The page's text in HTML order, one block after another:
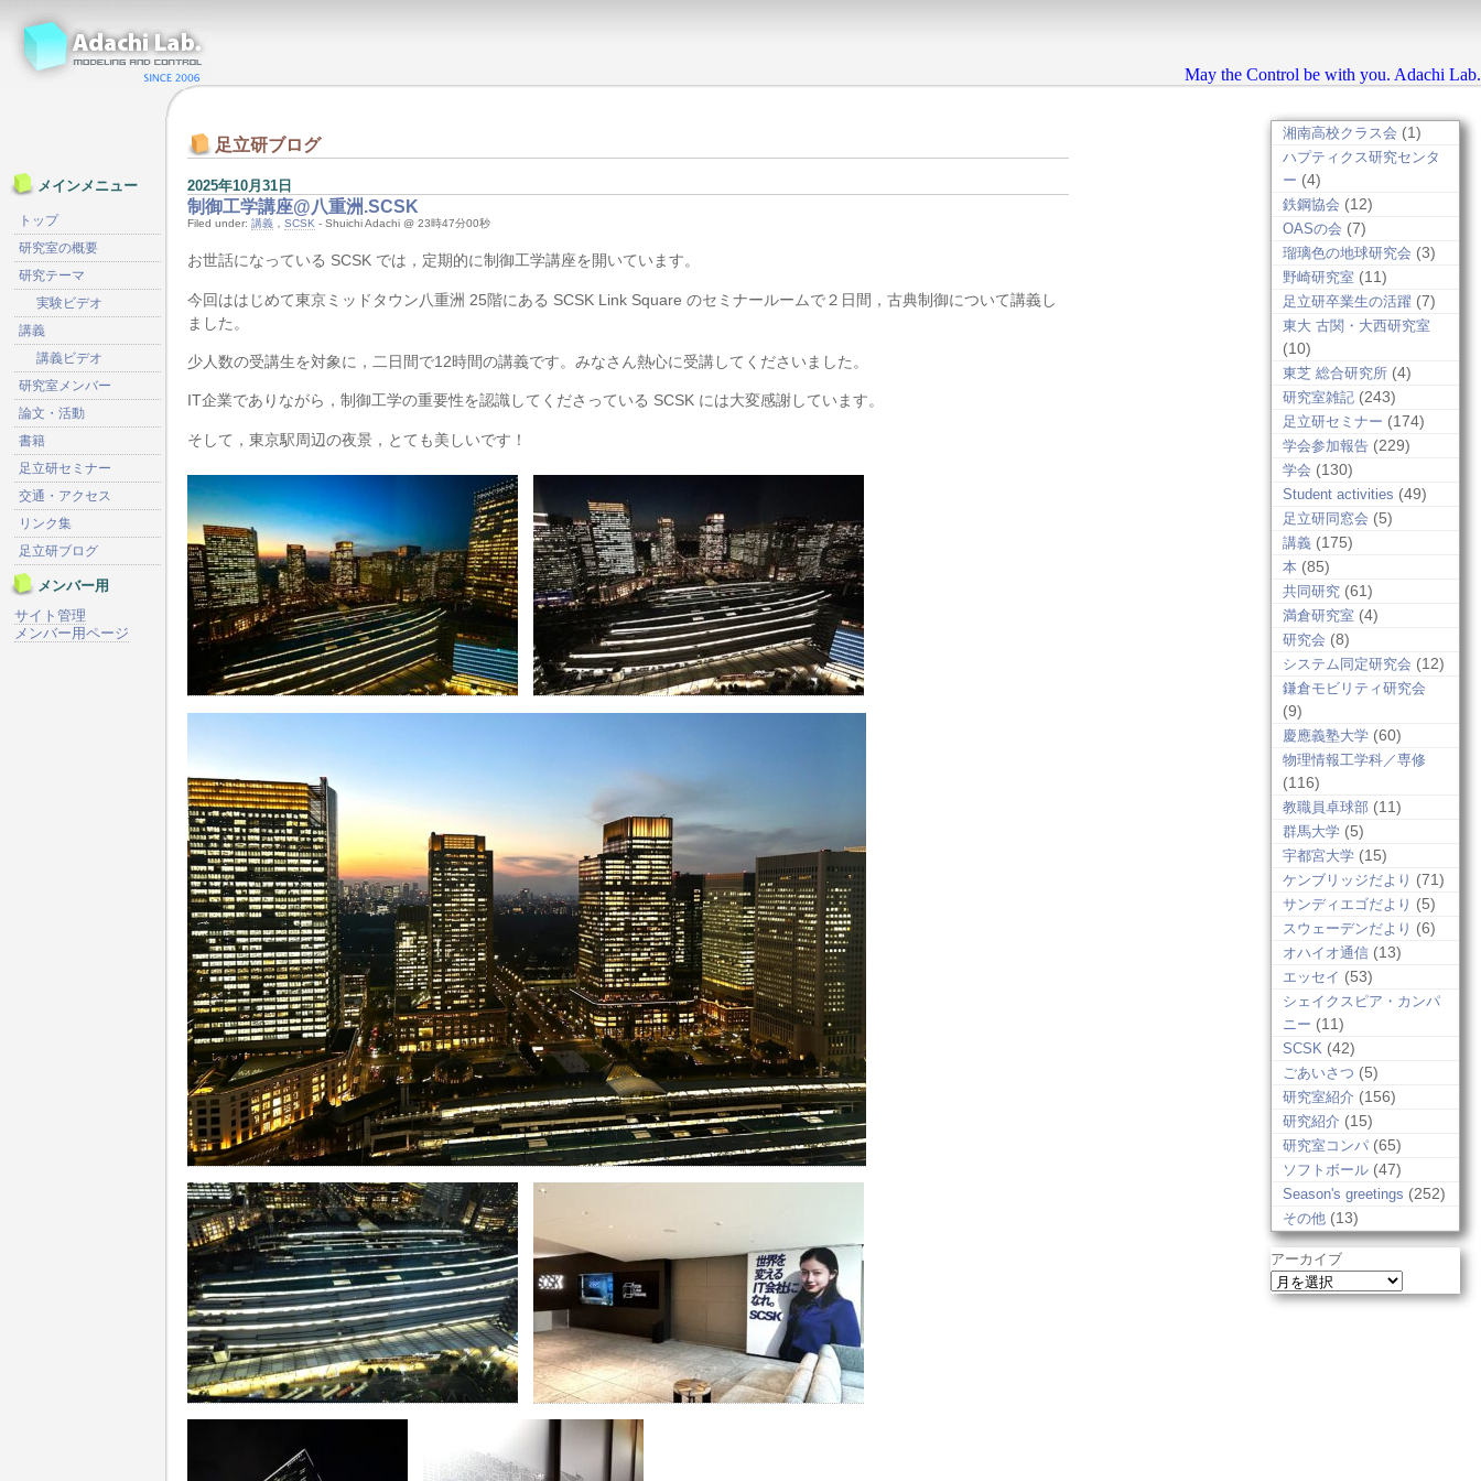
May the Control be with you. Adachi Lab.
足立研ブログ
2025年10月31日
制御工学講座@八重洲.SCSK
Filed under: 講義 SCSK - Shuichi Adachi @ 23時47分00秒
お世話になっている SCSK では，定期的に制御工学講座を開いています。
今回ははじめて東京ミッドタウン八重洲 25階にある SCSK Link Square のセミナールームで２日間，古典制御について講義し
ました。
少人数の受講生を対象に，二日間で12時間の講義です。みなさん熱心に受講してくださいました。
IT企業でありながら，制御工学の重要性を認識してくださっている SCSK には大変感謝しています。
そして，東京駅周辺の夜景，とても美しいです！
湘南高校クラス会 (1)
ハプティクス研究センタ
ー (4)
鉄鋼協会 (12)
OASの会 (7)
瑠璃色の地球研究会 (3)
野崎研究室 (11)
足立研卒業生の活躍 (7)
東大 古関・大西研究室
(10)
東芝 総合研究所 (4)
研究室雑記 (243)
足立研セミナー (174)
学会参加報告 (229)
学会 (130)
Student activities (49)
足立研同窓会 (5)
講義 (175)
本 (85)
共同研究 (61)
満倉研究室 (4)
研究会 (8)
システム同定研究会 (12)
鎌倉モビリティ研究会
(9)
慶應義塾大学 (60)
物理情報工学科／専修
(116)
教職員卓球部 (11)
群馬大学 (5)
宇都宮大学 (15)
ケンブリッジだより (71)
サンディエゴだより (5)
スウェーデンだより (6)
オハイオ通信 (13)
エッセイ (53)
シェイクスピア・カンパ
ニー (11)
SCSK (42)
ごあいさつ (5)
研究室紹介 (156)
研究紹介 (15)
研究室コンパ (65)
ソフトボール (47)
Season's greetings (252)
その他 (13)
アーカイブ
メインメニュー
トップ
研究室の概要
研究テーマ
実験ビデオ
講義
講義ビデオ
研究室メンバー
論文・活動
書籍
足立研セミナー
交通・アクセス
リンク集
足立研ブログ
メンバー用
サイト管理
メンバー用ページ